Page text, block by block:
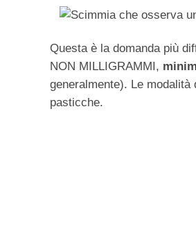
Questa è la domanda più
NON MILLIGRAMMI,
generalmente). Le
pasticche.